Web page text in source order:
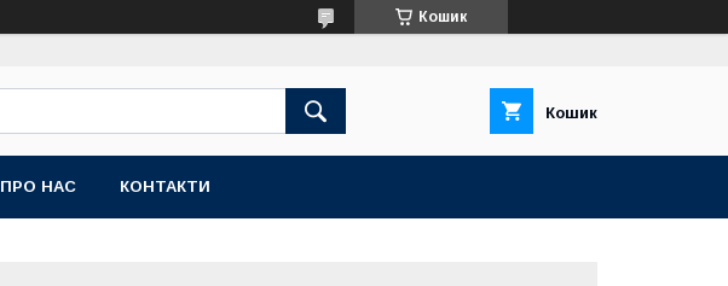
Кошик
Кошик
ПРО НАС КОНТАКТИ